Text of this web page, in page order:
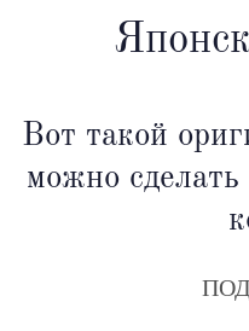
Вот такой
можно сделать